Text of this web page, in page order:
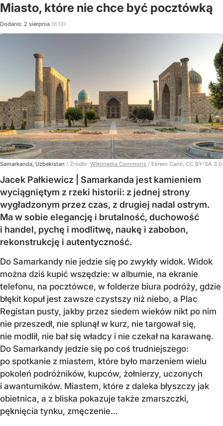
Miasto, które nie chce być pocztówką
Dodano: 2 sierpnia 16:00
Samarkanda, Uzbekistan / Źródło: Wikimedia Commons / Ekrem Canli, CC BY-SA 3.0
Jacek Pałkiewicz | Samarkanda jest kamieniem
wyciągniętym z rzeki historii: z jednej strony
wygładzonym przez czas, z drugiej nadal ostrym.
Ma w sobie elegancję i brutalność, duchowość
i handel, pychę i modlitwę, naukę i zabobon,
rekonstrukcję i autentyczność.
Do Samarkandy nie jedzie się po zwykły widok. Widok
można dziś kupić wszędzie: w albumie, na ekranie
telefonu, na pocztówce, w folderze biura podróży, gdzie
błękit kopuł jest zawsze czystszy niż niebo, a Plac
Registan pusty, jakby przez siedem wieków nikt po nim
nie przeszedł, nie splunął w kurz, nie targował się,
nie modlił, nie bał się władcy i nie czekał na karawanę.
Do Samarkandy jedzie się po coś trudniejszego:
po spotkanie z miastem, które było marzeniem wielu
pokoleń podróżników, kupców, żołnierzy, uczonych
i awanturników. Miastem, które z daleka błyszczy jak
obietnica, a z bliska pokazuje także zmarszczki,
pęknięcia tynku, zmęczenie...